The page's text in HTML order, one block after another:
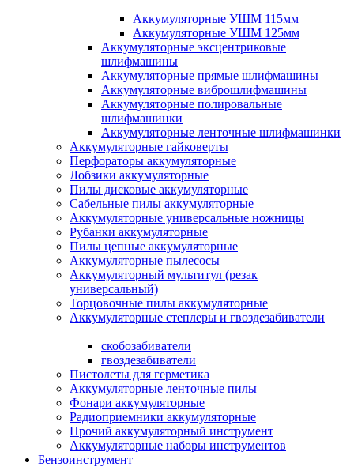
Аккумуляторные УШМ 115мм
Аккумуляторные УШМ 125мм
Аккумуляторные эксцентриковые
шлифмашины
Аккумуляторные прямые шлифмашины
Аккумуляторные виброшлифмашины
Аккумуляторные полировальные
шлифмашинки
Аккумуляторные ленточные шлифмашинки
Аккумуляторные гайковерты
Перфораторы аккумуляторные
Лобзики аккумуляторные
Пилы дисковые аккумуляторные
Сабельные пилы аккумуляторные
Аккумуляторные универсальные ножницы
Рубанки аккумуляторные
Пилы цепные аккумуляторные
Аккумуляторные пылесосы
Аккумуляторный мультитул (резак
универсальный)
Торцовочные пилы аккумуляторные
Аккумуляторные степлеры и гвоздезабиватели
скобозабиватели
гвоздезабиватели
Пистолеты для герметика
Аккумуляторные ленточные пилы
Фонари аккумуляторные
Радиоприемники аккумуляторные
Прочий аккумуляторный инструмент
Аккумуляторные наборы инструментов
Бензоинструмент